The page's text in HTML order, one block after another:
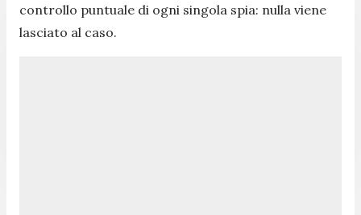
controllo puntuale di ogni singola spia: nulla viene
lasciato al caso.